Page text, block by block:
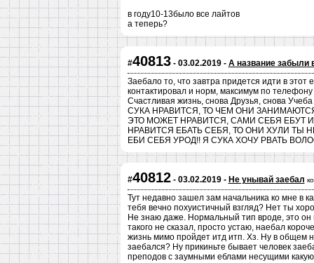
в году10-13было все лайтов
а теперь?
#40813- 03.02.2019 - А название забыли
Заебало то, что завтра придется идти в
контактировал и норм, максимум по
Счастливая жизнь, снова Друзья, снова
СУКА НРАВИТСЯ, ТО ЧЕМ ОНИ
ЭТО МОЖЕТ НРАВИТСЯ, САМИ СЕБЯ ЕБУТ И
НРАВИТСЯ ЕБАТЬ СЕБЯ, ТО ОНИ ХУЛИ
ЕБИ СЕБЯ УРОД!! Я СУКА ХОЧУ РВАТЬ
#40812- 03.02.2019 - Не унывай заебал
Тут недавно зашел зам начальника ко мне в
тебя вечно похуистичный взгляд? Нет ты
Не знаю даже. Нормальный тип вроде, это он
такого не сказал, просто устаю, наебал
жизнь мимо пройдет итд итп. Хз. Ну в общем
заебался? Ну прикиньте бывает человек
преподов с заумными еблами несущими